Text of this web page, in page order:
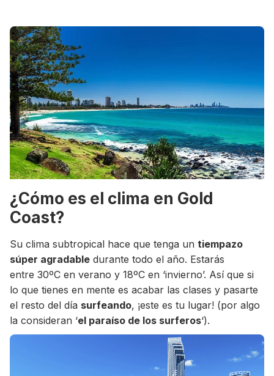
¿Cómo es el clima en Gold
Coast?
Su clima subtropical hace que tenga un tiempazo
súper agradable durante todo el año. Estarás
entre 30ºC en verano y 18ºC en ‘invierno’. Así que si
lo que tienes en mente es acabar las clases y pasarte
el resto del día surfeando, ¡este es tu lugar! (por algo
la consideran ‘el paraíso de los surferos‘).